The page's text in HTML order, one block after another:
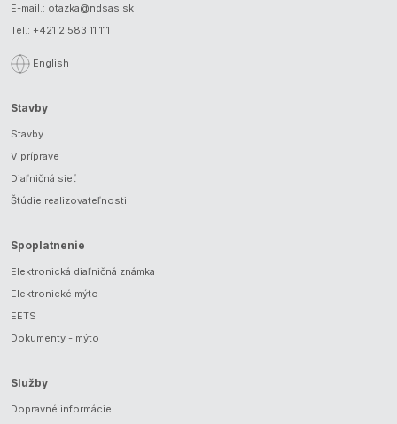
E-mail.: otazka@ndsas.sk
Tel.: +421 2 583 11 111
English
Stavby
Stavby
V príprave
Diaľničná sieť
Štúdie realizovateľnosti
Spoplatnenie
Elektronická diaľničná známka
Elektronické mýto
EETS
Dokumenty - mýto
Služby
Dopravné informácie